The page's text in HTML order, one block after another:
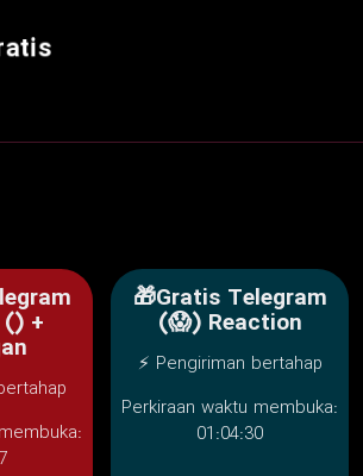
+
🎁Gratis Telegram
(😱) Reaction
⚡ Pengiriman bertahap
Perkiraan waktu membuka:
01:04:30